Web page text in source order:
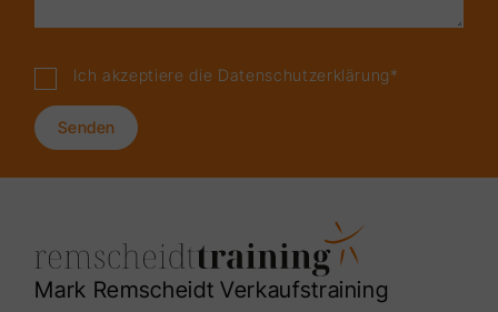
Ich akzeptiere die Datenschutzerklärung*
Senden
Mark Remscheidt Verkaufstraining